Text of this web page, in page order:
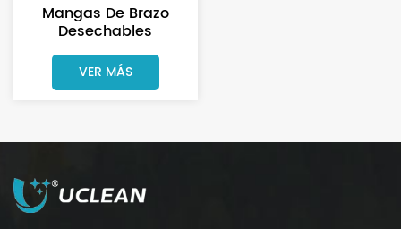
Mangas De Brazo
Desechables
Impermeables De PE,
Mangas Azules
VER MÁS